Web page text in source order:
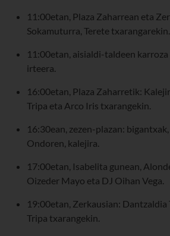
11:00etan, Plaza Zaharrean eta
Sokamuturra, Terete txarangarekin.
11:00etan, aisialdi-taldeen
irteera.
16:00etan, Plaza Zaharretik:
Tripa eta Arco Iris txarangekin.
16:30ean, zezen-plazan:
Ondoren, kalejira.
17:00etan, Isabelita gunean,
Oizeder Mayo eta DJ Oihan Vega.
19:00etan, Zerkausian: Dantzaldia
Tripa txarangekin.